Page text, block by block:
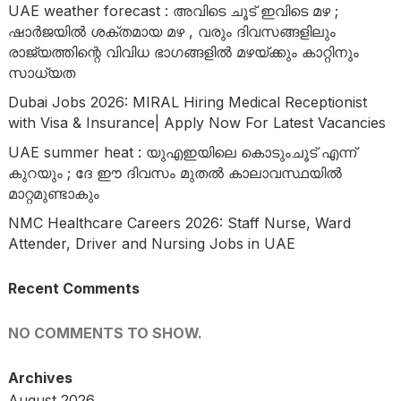
UAE weather forecast : അവിടെ ചൂട് ഇവിടെ മഴ ;
ഷാർജയിൽ ശക്തമായ മഴ , വരും ദിവസങ്ങളിലും
രാജ്യത്തിന്റെ വിവിധ ഭാഗങ്ങളിൽ മഴയ്ക്കും കാറ്റിനും
സാധ്യത
Dubai Jobs 2026: MIRAL Hiring Medical Receptionist
with Visa & Insurance| Apply Now For Latest Vacancies
UAE summer heat : യുഎഇയിലെ കൊടുംചൂട് എന്ന്
കുറയും ; ദേ ഈ ദിവസം മുതൽ കാലാവസ്ഥയിൽ
മാറ്റമുണ്ടാകും
NMC Healthcare Careers 2026: Staff Nurse, Ward
Attender, Driver and Nursing Jobs in UAE
Recent Comments
NO COMMENTS TO SHOW.
Archives